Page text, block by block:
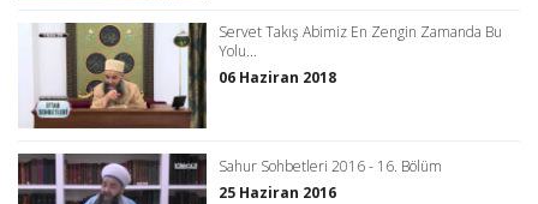
Servet Takış Abimiz En Zengin Zamanda Bu
Yolu...
06 Haziran 2018
Sahur Sohbetleri 2016 - 16. Bölüm
25 Haziran 2016